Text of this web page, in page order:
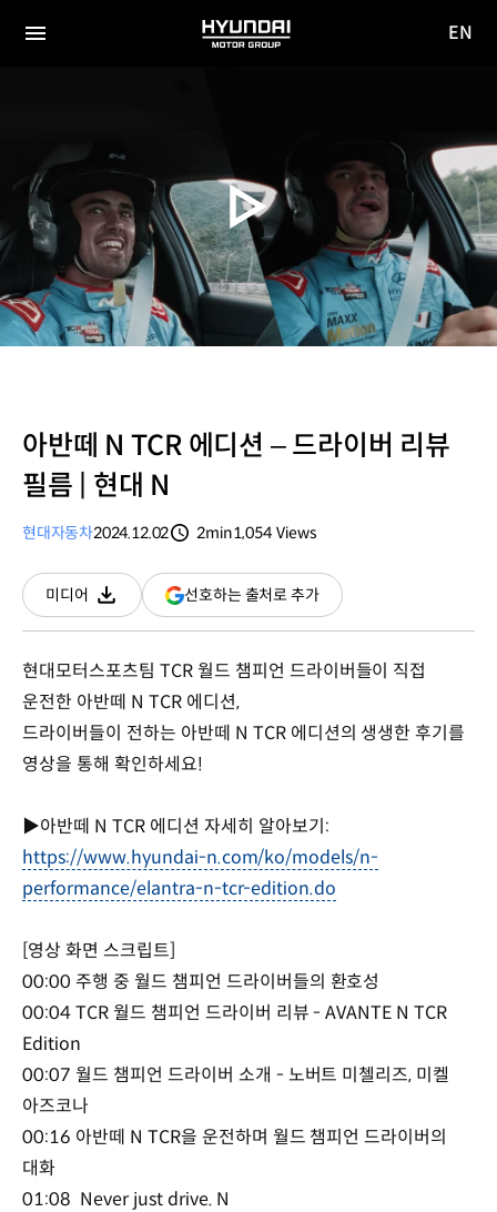
HYUNDAI
EN
아반떼 N TCR 에디션 – 드라이버 리뷰
필름 | 현대 N
현대자동차2024.12.02
2min1,054 Views
미디어
다운로드
선호하는 출처로 추가(새
창
현대모터스포츠팀 TCR 월드 챔피언 드라이버들이 직접
운전한 아반떼 N TCR 에디션,
드라이버들이 전하는 아반떼 N TCR 에디션의 생생한 후기를
영상을 통해 확인하세요!
▶아반떼 N TCR 에디션 자세히 알아보기:
https://www.hyundai-n.com/ko/models/n-
performance/elantra-n-tcr-edition.do
[영상 화면 스크립트]
00:00 주행 중 월드 챔피언 드라이버들의 환호성
00:04 TCR 월드 챔피언 드라이버 리뷰 - AVANTE N TCR
Edition
00:07 월드 챔피언 드라이버 소개 - 노버트 미첼리즈, 미켈
아즈코나
00:16 아반떼 N TCR을 운전하며 월드 챔피언 드라이버의
대화
01:08 Never just drive. N